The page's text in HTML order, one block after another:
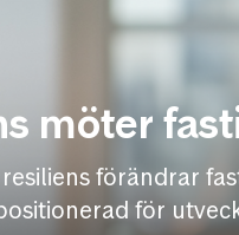
möter
förändrar
för